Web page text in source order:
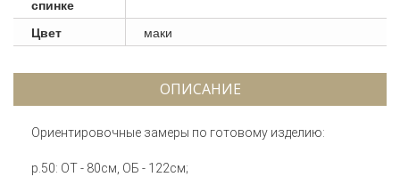
спинке
Цвет маки
ОПИСАНИЕ
Ориентировочные замеры по готовому изделию:
р.50: ОТ - 80см, ОБ - 122см;